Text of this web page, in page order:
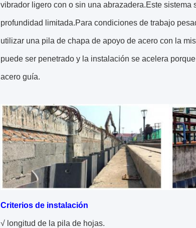
vibrador ligero con o sin una abrazadera.Este
profundidad limitada.Para condiciones de trabajo
utilizar una pila de chapa de apoyo de acero con la
puede ser penetrado y la instalación se acelera
acero guía.
Criterios de instalación
√ longitud de la pila de hojas.